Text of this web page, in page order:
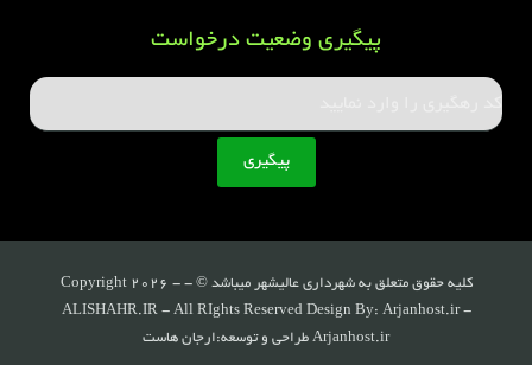
پیگیری وضعیت درخواست
کلیه حقوق متعلق به شهرداری عالیشهر میباشد © - Copyright 2026 -
ALISHAHR.IR - All RIghts Reserved Design By: Arjanhost.ir -
Arjanhost.ir طراحی و توسعه:ارجان هاست